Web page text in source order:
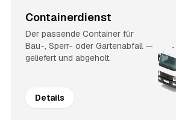
Containerdienst
Der passende Container für
Bau-, Sperr- oder Gartenabfall —
geliefert und abgeholt.
Details